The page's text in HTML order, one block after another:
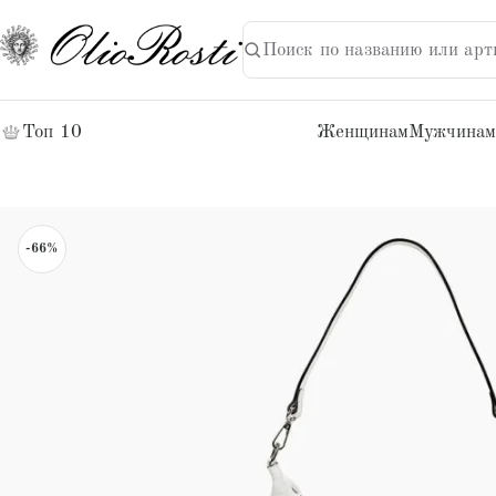
Поиск:
Поиск по названию или
НАЙТИ
Топ 10 ЖенщинамМужчинам
-66%